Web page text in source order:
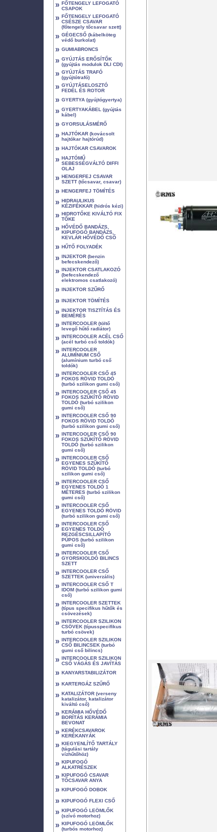
» FŐTENGELY LEFOGATÓ
CSAPOK
» FŐTENGELY LEFOGATÓ
CSÉSZE CSAVAR
(főtengely tőcsavar szett)
» GÉGECSŐ (kábelköteg
védő burkolat)
» GUMIABRONCS
» GYÚJTÁS ERŐSÍTŐK
(gyújtás modulok DLI CDI)
» GYÚJTÁS TRAFÓ
(gyújtótrafó)
» GYÚJTÁSELOSZTÓ
FEDÉL ÉS ROTOR
» GYERTYA (gyújtógyertya)
» GYERTYAKÁBEL (gyújtás
kábel)
» GYORSULÁSMÉRŐ
» HAJTÓKAR (kovácsolt
hajtókar hajtórúd)
» HAJTÓKAR CSAVAROK
» HAJTÓMŰ
SEBESSÉGVÁLTÓ DIFFI
OLAJ
» HENGERFEJ CSAVAR
SZETT (tőcsavar, csavar)
» HENGERFEJ TÖMÍTÉS
» HIDRAULIKUS
KÉZIFÉKKAR (hidrós kézi)
» HIDROTŐKE KIVÁLTÓ FIX
TŐKE
» HŐVÉDŐ BANDÁZS,
KIPUFOGÓ BANDÁZS,
KEVLÁR HŐVÉDŐ CSŐ
» HŰTŐ FOLYADÉK
» INJEKTOR (benzin
befecskendező)
» INJEKTOR CSATLAKOZÓ
(befecskendező
elektromos csatlakozó)
» INJEKTOR SZŰRŐ
» INJEKTOR TÖMÍTÉS
» INJEKTOR TISZTÍTÁS ÉS
BEMÉRÉS
» INTERCOOLER (töltő
levegő hűtő radiátor)
» INTERCOOLER ACÉL CSŐ
(acél turbó cső toldók)
» INTERCOOLER
ALUMÍNIUM CSŐ
(alumínium turbó cső
toldók)
» INTERCOOLER CSŐ 45
FOKOS RÖVID TOLDÓ
(turbó szilikon gumi cső)
» INTERCOOLER CSŐ 45
FOKOS SZŰKÍTŐ RÖVID
TOLDÓ (turbó szilikon
gumi cső)
» INTERCOOLER CSŐ 90
FOKOS RÖVID TOLDÓ
(turbó szilikon gumi cső)
» INTERCOOLER CSŐ 90
FOKOS SZŰKÍTŐ RÖVID
TOLDÓ (turbó szilikon
gumi cső)
» INTERCOOLER CSŐ
EGYENES SZŰKÍTŐ
RÖVID TOLDÓ (turbó
szilikon gumi cső)
» INTERCOOLER CSŐ
EGYENES TOLDÓ 1
MÉTERES (turbó szilikon
gumi cső)
» INTERCOOLER CSŐ
EGYENES TOLDÓ RÖVID
(turbó szilikon gumi cső)
» INTERCOOLER CSŐ
EGYENES TOLDÓ
REZGÉSCSILLAPÍTÓ
PÚPOS (turbó szilikon
gumi cső)
» INTERCOOLER CSŐ
GYORSKIOLDÓ BILINCS
SZETT
» INTERCOOLER CSŐ
SZETTEK (univerzális)
» INTERCOOLER CSŐ T
IDOM (turbó szilikon gumi
cső)
» INTERCOOLER SZETTEK
(típus specifikus hűtők és
csövezések)
» INTERCOOLER SZILIKON
CSÖVEK (típusspecifikus
turbó csövek)
» INTERCOOLER SZILIKON
CSŐ BILINCSEK (turbó
gumi cső bilincs)
» INTERCOOLER SZILIKON
CSŐ VÁGÁS ÉS JAVÍTÁS
» KANYARSTABILIZÁTOR
» KARTERGÁZ SZŰRŐ
» KATALIZÁTOR (verseny
katalizátor, katalizátor
kiváltó cső)
» KERÁMIA HŐVÉDŐ
BORÍTÁS KERÁMIA
BEVONAT
» KERÉKCSAVAROK
KERÉKANYÁK
» KIEGYENLÍTŐ TARTÁLY
(tágulási tartály
vízhűtőhöz)
» KIPUFOGÓ
ALKATRÉSZEK
» KIPUFOGÓ CSAVAR
TŐCSAVAR ANYA
» KIPUFOGÓ DOBOK
» KIPUFOGÓ FLEXI CSŐ
» KIPUFOGÓ LEÖMLŐK
(szívó motorhoz)
» KIPUFOGÓ LEÖMLŐK
(turbós motorhoz)